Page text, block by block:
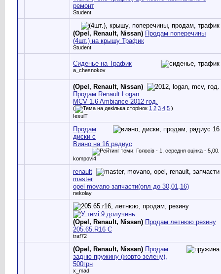
ремонт
Student
(Opel, Renault, Nissan) Продам поперечины
(4шт.) на крышу Трафик
Student
Сиденье на Трафик
a_chesnokov
(Opel, Renault, Nissan)
Продам Renault Logan
MCV 1.6 Ambiance 2012 год.
( 1 2 3 4 5 )
IesuiT
Продам
диски с
Виано на 16 радиус
kompovi4
renault
master
opel movano запчасти(опл до 30,01,16)
nekolay
(Opel, Renault, Nissan) Продам летнюю резину
205.65.R16 C
traf72
(Opel, Renault, Nissan) Продам
задню пружину (жовто-зелену),
500грн
x_mad